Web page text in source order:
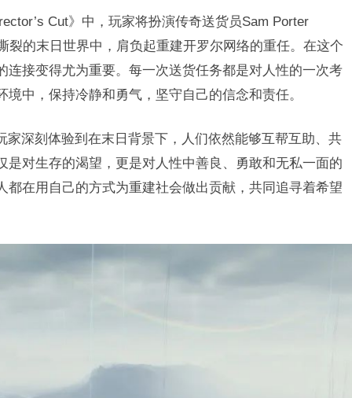
Cut》中，玩家将扮演传奇送货员Sam Porter
裂的末日世界中，肩负起重建开罗尔网络的重任。在这个
连接变得尤为重要。每一次送货任务都是对人性的一次考
中，保持冷静和勇气，坚守自己的信念和责任。
家深刻体验到在末日背景下，人们依然能够互帮互助、共
是对生存的渴望，更是对人性中善良、勇敢和无私一面的
都在用自己的方式为重建社会做出贡献，共同追寻着希望